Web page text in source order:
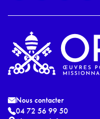
Nous contacter
04 72 56 99 50